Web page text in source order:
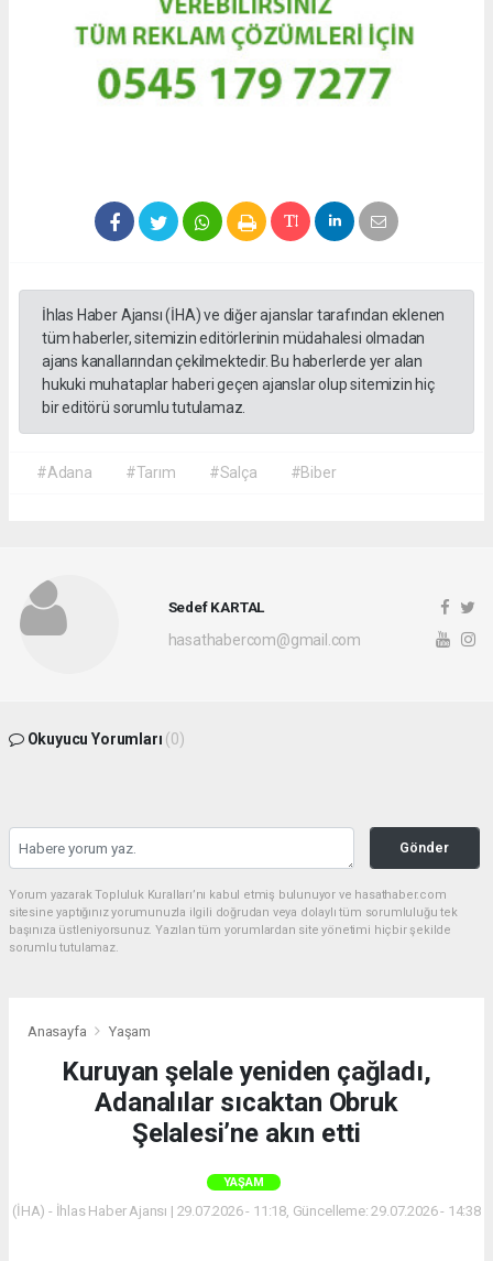
İhlas Haber Ajansı (İHA) ve diğer ajanslar tarafından eklenen
tüm haberler, sitemizin editörlerinin müdahalesi olmadan
ajans kanallarından çekilmektedir. Bu haberlerde yer alan
hukuki muhataplar haberi geçen ajanslar olup sitemizin hiç
bir editörü sorumlu tutulamaz.
#Adana #Tarım #Salça #Biber
Sedef KARTAL
hasathabercom@gmail.com
Okuyucu Yorumları (0)
Gönder
Yorum yazarak Topluluk Kuralları’nı kabul etmiş bulunuyor ve hasathaber.com
sitesine yaptığınız yorumunuzla ilgili doğrudan veya dolaylı tüm sorumluluğu tek
başınıza üstleniyorsunuz. Yazılan tüm yorumlardan site yönetimi hiçbir şekilde
sorumlu tutulamaz.
Anasayfa Yaşam
Kuruyan şelale yeniden çağladı,
Adanalılar sıcaktan Obruk
Şelalesi’ne akın etti
YAŞAM
(İHA) - İhlas Haber Ajansı | 29.07.2026 - 11:18, Güncelleme: 29.07.2026 - 14:38